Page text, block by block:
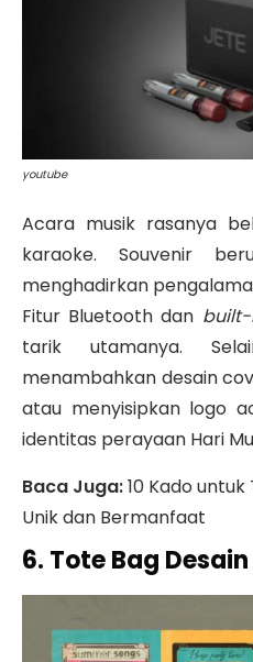
youtube
Acara musik rasanya
karaoke. Souvenir
menghadirkan
Fitur Bluetooth dan
tarik utamanya.
menambahkan desain
atau menyisipkan logo
identitas perayaan Hari
Baca Juga:10 Kado
Unik dan Bermanfaat
6. Tote Bag